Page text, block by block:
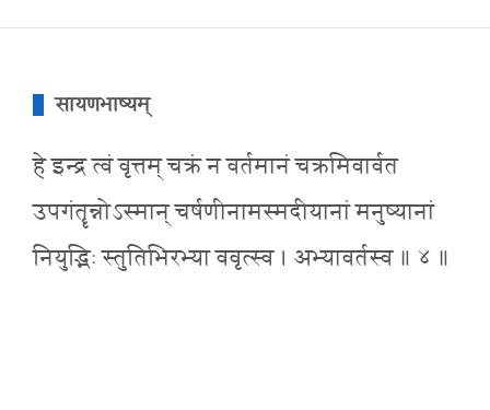
सायणभाष्यम्
हे इन्द्र त्वं वृत्तम् चक्रं न वर्तमानं चक्रमिवार्वत
उपगंतॄन्नोऽस्मान् चर्षणीनामस्मदीयानां मनुष्यानां
नियुद्भिः स्तुतिभिरभ्या ववृत्स्व । अभ्यावर्तस्व ॥ ४ ॥